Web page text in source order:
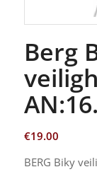
Berg
€19.00
BERG Biky